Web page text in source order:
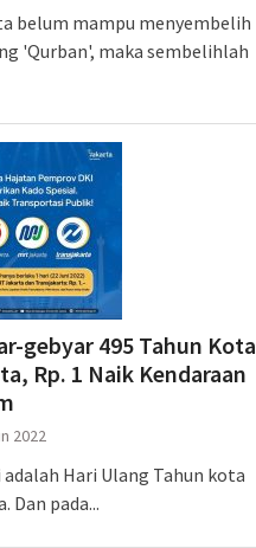
belum mampu menyembelih
'Qurban', maka sembelihlah
gebyar 495 Tahun Kota
Rp. 1 Naik Kendaraan
2022
adalah Hari Ulang Tahun kota
Dan pada...